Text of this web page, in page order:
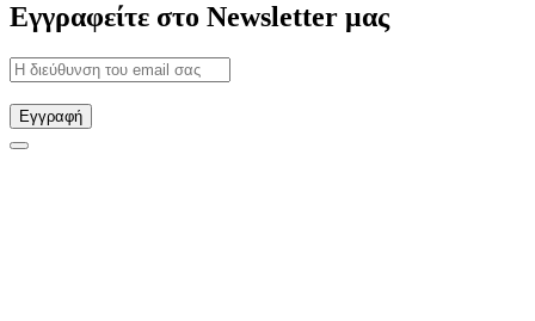
Εγγραφείτε στο Newsletter μας
Εγγραφή